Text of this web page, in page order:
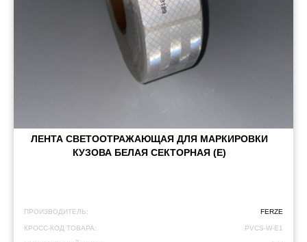
ЛЕНТА СВЕТООТРАЖАЮЩАЯ ДЛЯ МАРКИРОВКИ
КУЗОВА БЕЛАЯ СЕКТОРНАЯ (Е)
ПРОИЗВОДИТЕЛЬ: FERZE
КРОСС-КОД ТОВАРА: PVCS-W-E1